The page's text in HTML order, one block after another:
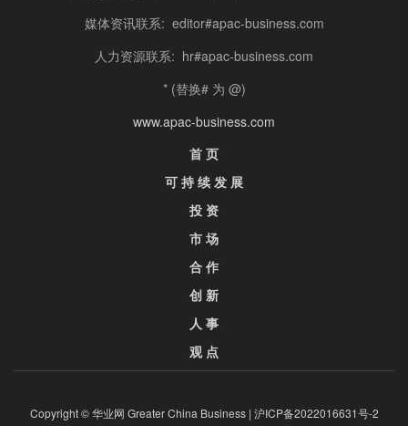
媒体资讯联系: editor#apac-business.com
人力资源联系: hr#apac-business.com
* (替换# 为 @)
www.apac-business.com
首 页
可 持 续 发 展
投 资
市 场
合 作
创 新
人 事
观 点
Copyright © 华业网 Greater China Business | 沪ICP备2022016631号-2